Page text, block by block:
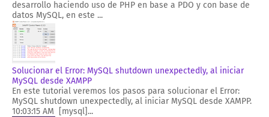
desarrollo haciendo uso de PHP en base a PDO y con base de
datos MySQL, en este ...
Solucionar el Error: MySQL shutdown unexpectedly, al iniciar
MySQL desde XAMPP
En este tutorial veremos los pasos para solucionar el Error:
MySQL shutdown unexpectedly, al iniciar MySQL desde XAMPP.
10:03:15 AM [mysql]...